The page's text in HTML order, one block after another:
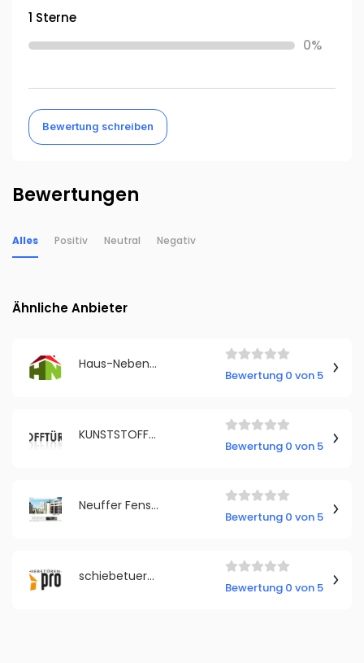
1 Sterne
0%
Bewertung schreiben
Bewertungen
Alles Positiv Neutral Negativ
Ähnliche Anbieter
Haus-Nebeneingangstüren
Bewertung 0 von 5
KUNSTSTOFFTÜRENLAND
Bewertung 0 von 5
Neuffer Fenster + Türen
Bewertung 0 von 5
schiebetueren-profi.com
Bewertung 0 von 5